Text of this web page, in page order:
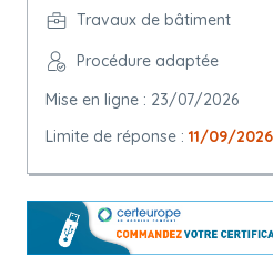
Travaux de bâtiment
Procédure adaptée
Mise en ligne : 23/07/2026
Limite de réponse : 11/09/2026